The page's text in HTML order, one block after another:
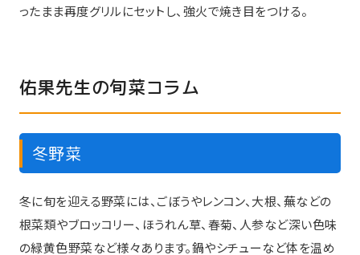
ったまま再度グリルにセットし、強火で焼き目をつける。
佑果先生の旬菜コラム
冬野菜
冬に旬を迎える野菜には、ごぼうやレンコン、大根、蕪などの
根菜類やブロッコリー、ほうれん草、春菊、人参など深い色味
の緑黄色野菜など様々あります。鍋やシチューなど体を温め